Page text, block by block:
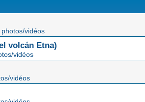
vidéos
volcán Etna)
vidéos
vidéos